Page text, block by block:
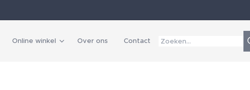
Online winkel Over ons Contact